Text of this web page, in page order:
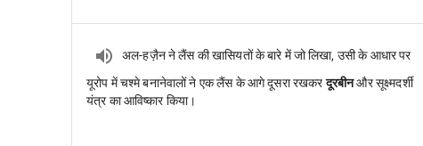
अल-हज़ैन ने लैंस की खासियतों के बारे में जो लिखा, उसी के आधार पर
यूरोप में चश्मे बनानेवालों ने एक लैंस के आगे दूसरा रखकरदूरबीनऔर सूक्ष्मदर्शी
यंत्र का आविष्कार किया।